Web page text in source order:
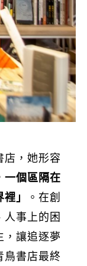
店，她形容
一個區隔在
」
。在創
人事上的困
，讓追逐夢
鳥書店最終